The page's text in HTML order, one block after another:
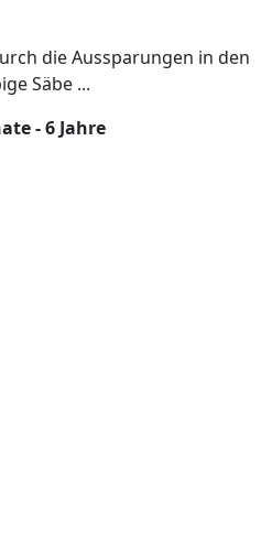
die Aussparungen in den
Säbe ...
- 6 Jahre